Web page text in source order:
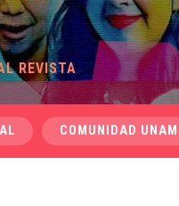
REVISTA
COMUNIDAD UNAM